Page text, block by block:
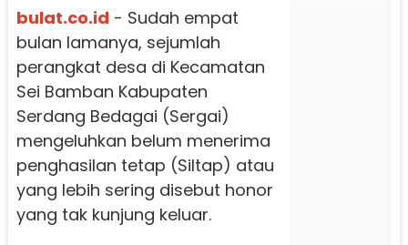
bulat.co.id - Sudah empat
bulan lamanya, sejumlah
perangkat desa di Kecamatan
Sei Bamban Kabupaten
Serdang Bedagai (Sergai)
mengeluhkan belum menerima
penghasilan tetap (Siltap) atau
yang lebih sering disebut honor
yang tak kunjung keluar.